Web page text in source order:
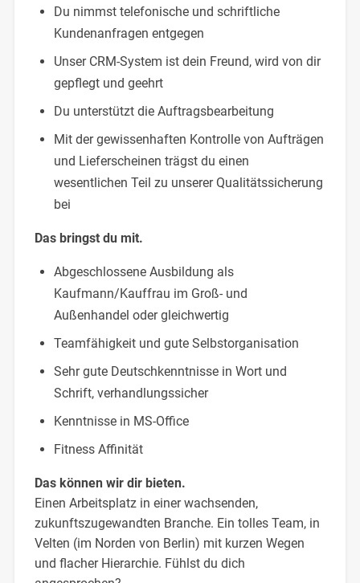
Du nimmst telefonische und schriftliche
Kundenanfragen entgegen
Unser CRM-System ist dein Freund, wird von dir
gepflegt und geehrt
Du unterstützt die Auftragsbearbeitung
Mit der gewissenhaften Kontrolle von Aufträgen
und Lieferscheinen trägst du einen
wesentlichen Teil zu unserer Qualitätssicherung
bei
Das bringst du mit.
Abgeschlossene Ausbildung als
Kaufmann/Kauffrau im Groß- und
Außenhandel oder gleichwertig
Teamfähigkeit und gute Selbstorganisation
Sehr gute Deutschkenntnisse in Wort und
Schrift, verhandlungssicher
Kenntnisse in MS-Office
Fitness Affinität
Das können wir dir bieten.
Einen Arbeitsplatz in einer wachsenden,
zukunftszugewandten Branche. Ein tolles Team, in
Velten (im Norden von Berlin) mit kurzen Wegen
und flacher Hierarchie. Fühlst du dich